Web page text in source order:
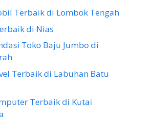
Terbaik di Lombok Tengah
di Nias
Toko Baju Jumbo di
Terbaik di Labuhan Batu
Terbaik di Kutai